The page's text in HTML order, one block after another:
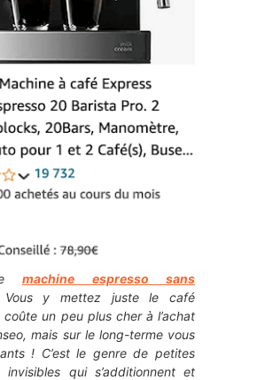
machine espresso sans
y mettez juste le café
coûte un peu plus cher à l’achat
mais sur le long-terme vous
! C’est le genre de petites
invisibles qui s’additionnent et